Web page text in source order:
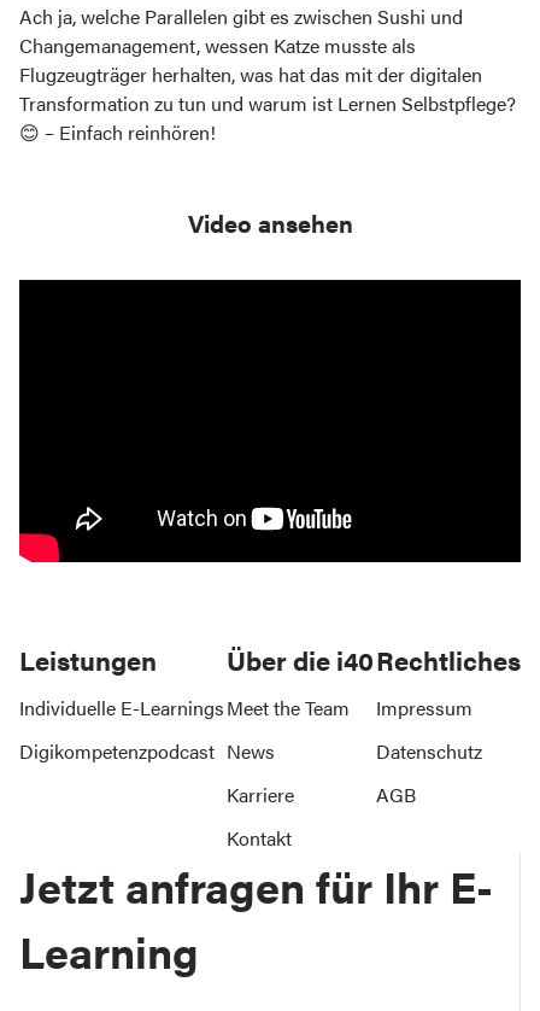
Ach ja, welche Parallelen gibt es zwischen Sushi und
Changemanagement, wessen Katze musste als
Flugzeugträger herhalten, was hat das mit der digitalen
Transformation zu tun und warum ist Lernen Selbstpflege?
😊 – Einfach reinhören!
Video ansehen
Jetzt anfragen für Ihr E-
Learning
Leistungen
Individuelle E-Learnings
Digikompetenzpodcast
Über die i40
Meet the Team
News
Karriere
Kontakt
Rechtliches
Impressum
Datenschutz
AGB